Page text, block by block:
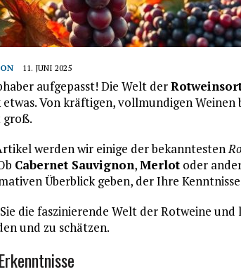
11. JUNI 2025
aufgepasst! Die Welt der
etwas. Von kräftigen, vollmundigen
groß.
werden wir einige der bekanntesten
Cabernet Sauvignon,Merlot oder
Überblick geben, der Ihre
die faszinierende Welt der Rotweine
und zu schätzen.